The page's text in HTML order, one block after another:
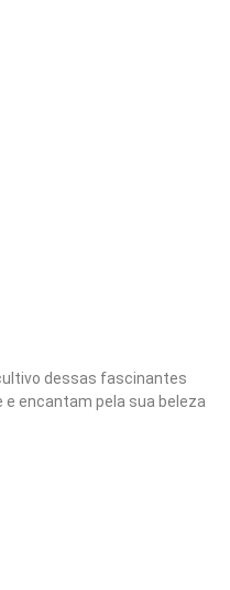
dessas fascinantes
encantam pela sua beleza